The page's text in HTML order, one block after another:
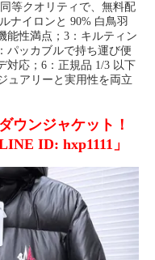
等クオリティで、無料配
ナイロンと 90% 白鳥羽
能性満点；3：キルティン
パッカブルで持ち運び便
対応；6：正規品 1/3 以下
ュアリーと実用性を両立
ウンジャケット！
ID: hxp1111」